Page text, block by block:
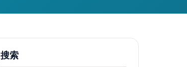
搜索